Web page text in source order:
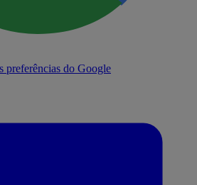
preferências do Google